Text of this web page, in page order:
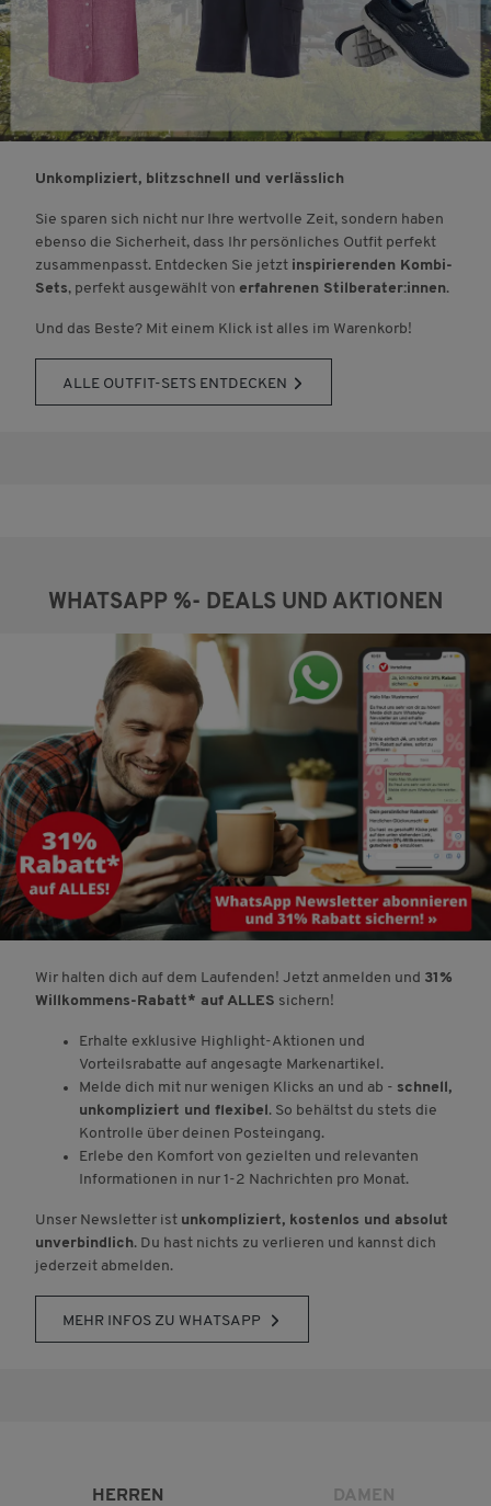
Unkompliziert, blitzschnell und verlässlich
Sie sparen sich nicht nur Ihre wertvolle Zeit, sondern haben
ebenso die Sicherheit, dass Ihr persönliches Outfit perfekt
zusammenpasst. Entdecken Sie jetzt inspirierenden Kombi-
Sets, perfekt ausgewählt von erfahrenen Stilberater:innen.
Und das Beste? Mit einem Klick ist alles im Warenkorb!
ALLE OUTFIT-SETS ENTDECKEN
WHATSAPP %- DEALS UND AKTIONEN
Wir halten dich auf dem Laufenden! Jetzt anmelden und 31%
Willkommens-Rabatt* auf ALLES sichern!
Erhalte exklusive Highlight-Aktionen und
Vorteilsrabatte auf angesagte Markenartikel.
Melde dich mit nur wenigen Klicks an und ab - schnell,
unkompliziert und flexibel. So behältst du stets die
Kontrolle über deinen Posteingang.
Erlebe den Komfort von gezielten und relevanten
Informationen in nur 1-2 Nachrichten pro Monat.
Unser Newsletter ist unkompliziert, kostenlos und absolut
unverbindlich. Du hast nichts zu verlieren und kannst dich
jederzeit abmelden.
MEHR INFOS ZU WHATSAPP
HERREN DAMEN